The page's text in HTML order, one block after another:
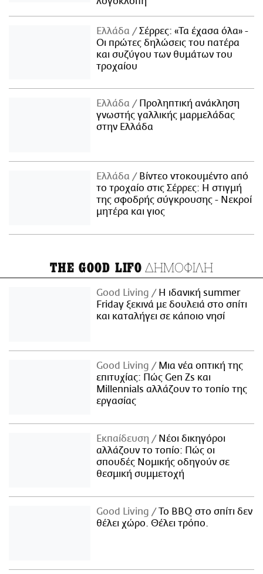
Ελλάδα
Σέρρες: «Τα έχασα όλα» -
Οι πρώτες δηλώσεις του πατέρα
και συζύγου των θυμάτων του
τροχαίου
Ελλάδα
Προληπτική ανάκληση
γνωστής γαλλικής μαρμελάδας
στην Ελλάδα
Ελλάδα
Βίντεο ντοκουμέντο από
το τροχαίο στις Σέρρες: Η στιγμή
της σφοδρής σύγκρουσης - Νεκροί
μητέρα και γιος
THE GOOD LIFO ΔΗΜΟΦΙΛΗ
Good Living
Η ιδανική summer
Friday ξεκινά με δουλειά στο σπίτι
και καταλήγει σε κάποιο νησί
Good Living
Μια νέα οπτική της
επιτυχίας: Πώς Gen Zs και
Millennials αλλάζουν το τοπίο της
εργασίας
Εκπαίδευση
Νέοι δικηγόροι
αλλάζουν το τοπίο: Πώς οι
σπουδές Νομικής οδηγούν σε
θεσμική συμμετοχή
Good Living
Το BBQ στο σπίτι δεν
θέλει χώρο. Θέλει τρόπο.